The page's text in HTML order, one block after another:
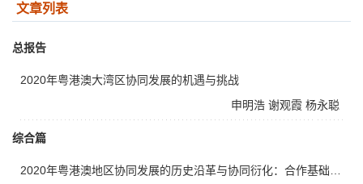
文章列表
总报告
申明浩 谢观霞 杨永聪
2020年粤港澳大湾区协同发展的机遇与挑战
综合篇